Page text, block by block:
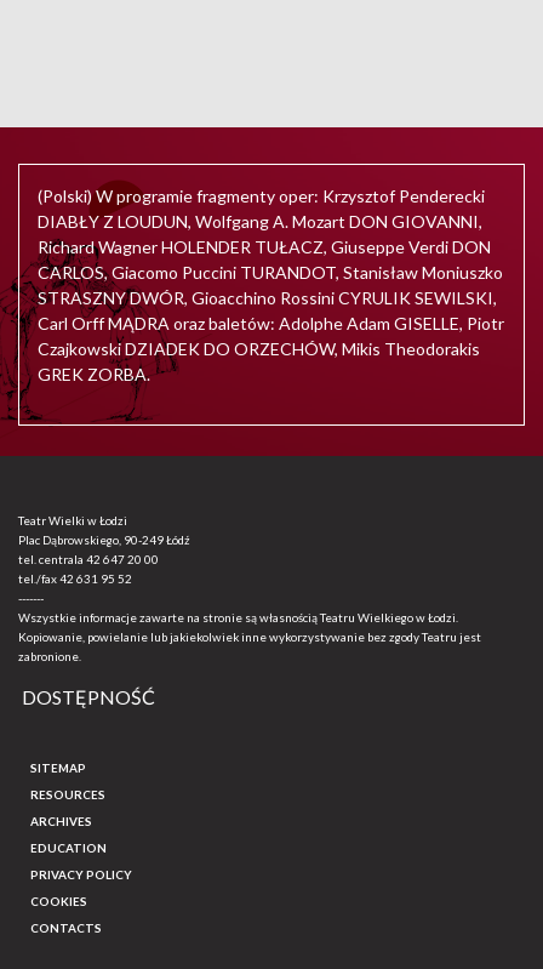
(Polski) W programie fragmenty oper: Krzysztof Penderecki
DIABŁY Z LOUDUN, Wolfgang A. Mozart DON GIOVANNI,
Richard Wagner HOLENDER TUŁACZ, Giuseppe Verdi DON
CARLOS, Giacomo Puccini TURANDOT, Stanisław Moniuszko
STRASZNY DWÓR, Gioacchino Rossini CYRULIK SEWILSKI,
Carl Orff MĄDRA oraz baletów: Adolphe Adam GISELLE, Piotr
Czajkowski DZIADEK DO ORZECHÓW, Mikis Theodorakis
GREK ZORBA.
Teatr Wielki w Łodzi
Plac Dąbrowskiego, 90-249 Łódź
tel. centrala 42 647 20 00
tel./fax42 631 95 52
-------
Wszystkie informacje zawarte na stronie są własnością Teatru Wielkiego w Łodzi.
Kopiowanie, powielanie lub jakiekolwiek inne wykorzystywanie bez zgody Teatru jest
zabronione.
DOSTĘPNOŚĆ
SITEMAP
RESOURCES
ARCHIVES
EDUCATION
PRIVACY POLICY
COOKIES
CONTACTS